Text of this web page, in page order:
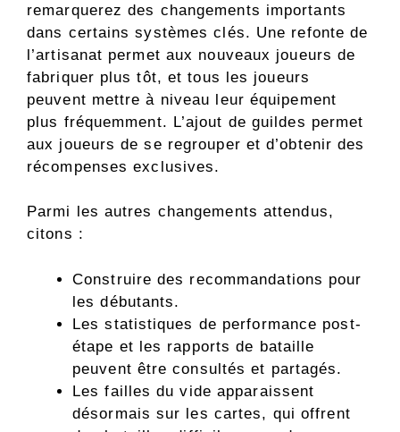
remarquerez des changements importants
dans certains systèmes clés. Une refonte de
l’artisanat permet aux nouveaux joueurs de
fabriquer plus tôt, et tous les joueurs
peuvent mettre à niveau leur équipement
plus fréquemment. L’ajout de guildes permet
aux joueurs de se regrouper et d’obtenir des
récompenses exclusives.
Parmi les autres changements attendus,
citons :
Construire des recommandations pour
les débutants.
Les statistiques de performance post-
étape et les rapports de bataille
peuvent être consultés et partagés.
Les failles du vide apparaissent
désormais sur les cartes, qui offrent